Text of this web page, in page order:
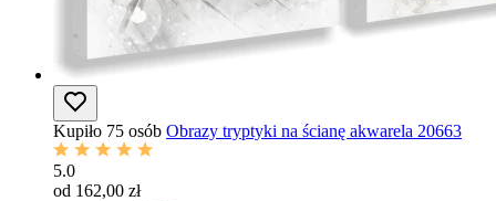
Kupiło 75 osób Obrazy tryptyki na ścianę akwarela 20663
5.0
od 162,00 zł